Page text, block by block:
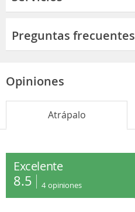
Preguntas frecuentes
Opiniones
Atrápalo
Excelente
8.5 4 opiniones